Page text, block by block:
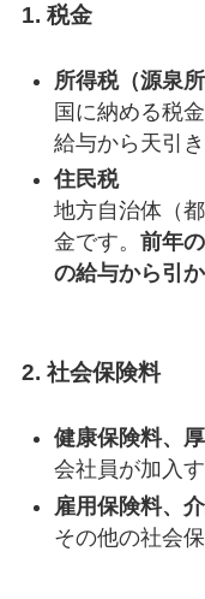
1. 税金
所得税（源泉所
国に納める税
給与から天引
住民税
地方自治体（
金です。 前年
の給与から引
2. 社会保険料
健康保険料、
会社員が加入
雇用保険料、
その他の社会